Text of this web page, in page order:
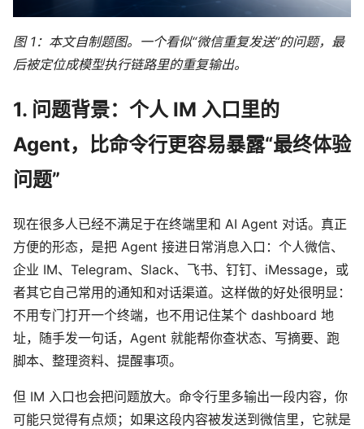
图 1：本文自制题图。一个看似“微信重复发送”的问题，最
后被定位成模型执行链路里的重复输出。
1. 问题背景：个人 IM 入口里的
Agent，比命令行更容易暴露“最终体验
问题”
现在很多人已经不满足于在终端里和 AI Agent 对话。真正
方便的形态，是把 Agent 接进日常消息入口：个人微信、
企业 IM、Telegram、Slack、飞书、钉钉、iMessage，或
者其它自己常用的通知和对话渠道。这样做的好处很明显：
不用专门打开一个终端，也不用记住某个 dashboard 地
址，随手发一句话，Agent 就能帮你查状态、写摘要、跑
脚本、整理资料、提醒事项。
但 IM 入口也会把问题放大。命令行里多输出一段内容，你
可能只觉得有点烦；如果这段内容被发送到微信里，它就是